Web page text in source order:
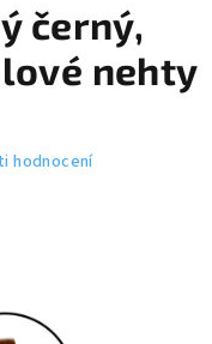
černý,
nehty
hodnocení